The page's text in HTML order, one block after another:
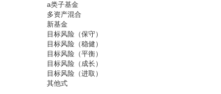
a类子基金
多资产混合
新基金
目标风险（保守）
目标风险（稳健）
目标风险（平衡）
目标风险（成长）
目标风险（进取）
其他式